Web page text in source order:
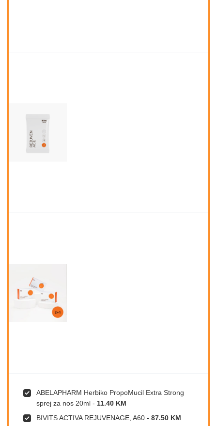
ABELAPHARM Herbiko PropoMucil Extra Strong
sprej za nos 20ml - 11.40 KM
BIVITS ACTIVA REJUVENAGE, A60 - 87.50 KM